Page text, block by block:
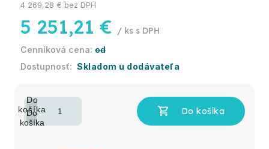
od
5 251,21 € / ks
4 269,28 € bez DPH
Skladom u dodávateľa